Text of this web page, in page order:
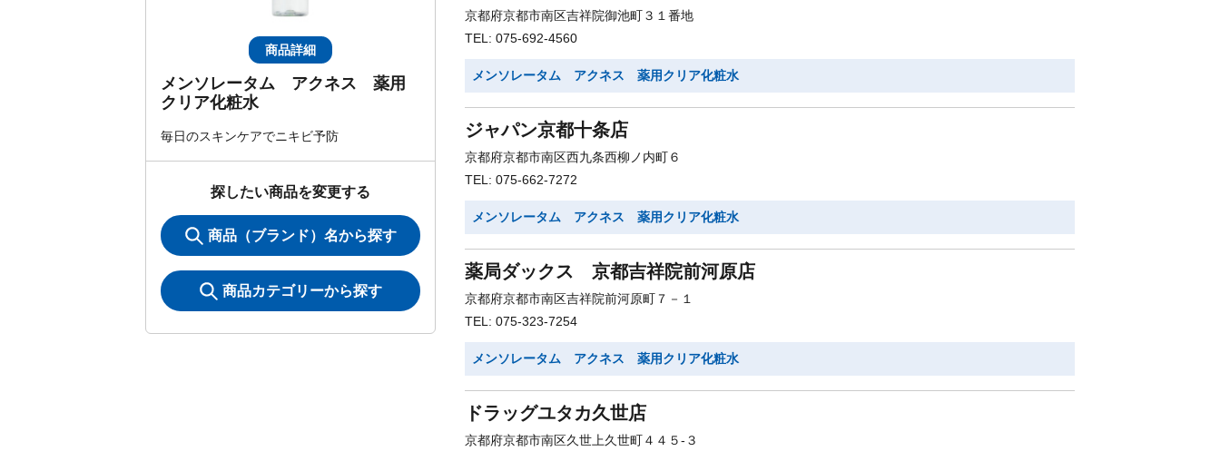
商品詳細
メンソレータム アクネス 薬用
クリア化粧水
毎日のスキンケアでニキビ予防
探したい商品を変更する
商品（ブランド）名から探す
商品カテゴリーから探す
京都府京都市南区吉祥院御池町３１番地
TEL: 075-692-4560
メンソレータム アクネス 薬用クリア化粧水
ジャパン京都十条店
京都府京都市南区西九条西柳ノ内町６
TEL: 075-662-7272
メンソレータム アクネス 薬用クリア化粧水
薬局ダックス 京都吉祥院前河原店
京都府京都市南区吉祥院前河原町７－１
TEL: 075-323-7254
メンソレータム アクネス 薬用クリア化粧水
ドラッグユタカ久世店
京都府京都市南区久世上久世町４４５-３